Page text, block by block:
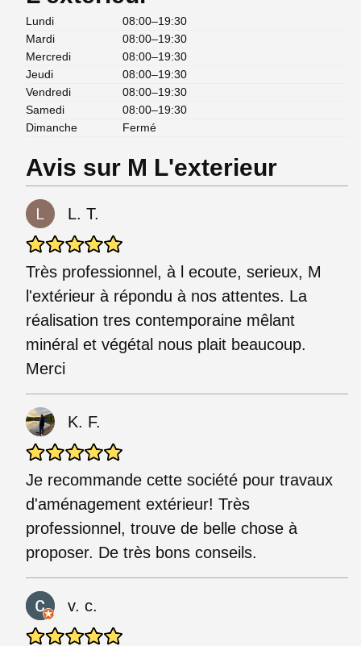
Lundi
08:00–19:30
Mardi
08:00–19:30
Mercredi
08:00–19:30
Jeudi
08:00–19:30
Vendredi
08:00–19:30
Samedi
08:00–19:30
Dimanche
Fermé
Avis sur M L'exterieur
L. T.
Très professionnel, à l ecoute, serieux, M
l'extérieur à répondu à nos attentes. La
réalisation tres contemporaine mêlant
minéral et végétal nous plait beaucoup.
Merci
K. F.
Je recommande cette société pour travaux
d'aménagement extérieur! Très
professionnel, trouve de belle chose à
proposer. De très bons conseils.
v. c.